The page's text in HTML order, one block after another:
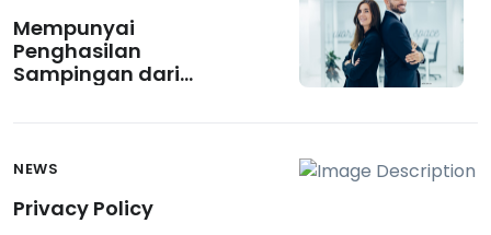
Mempunyai
Penghasilan
Sampingan dari
NEWS
Privacy Policy